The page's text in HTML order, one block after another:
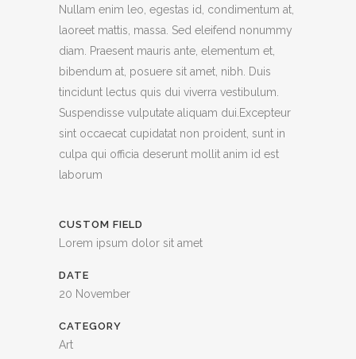
Nullam enim leo, egestas id, condimentum at,
laoreet mattis, massa. Sed eleifend nonummy
diam. Praesent mauris ante, elementum et,
bibendum at, posuere sit amet, nibh. Duis
tincidunt lectus quis dui viverra vestibulum.
Suspendisse vulputate aliquam dui.Excepteur
sint occaecat cupidatat non proident, sunt in
culpa qui officia deserunt mollit anim id est
laborum
CUSTOM FIELD
Lorem ipsum dolor sit amet
DATE
20 November
CATEGORY
Art